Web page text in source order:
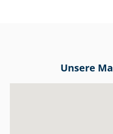
Unsere